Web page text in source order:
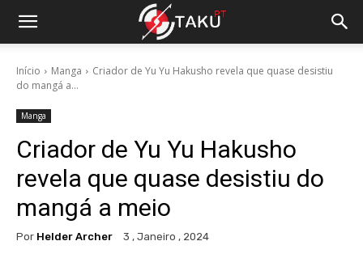
Início Manga
Criador de Yu Yu Hakusho revela que quase desistiu
do mangá a...
Manga
Criador de Yu Yu Hakusho
revela que quase desistiu do
mangá a meio
Por Helder Archer 3 , Janeiro , 2024